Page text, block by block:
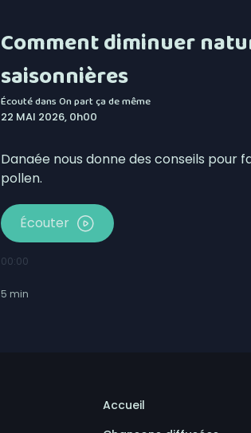
Comment diminuer
saisonnières
Écouté dansOn part ça de même
22 MAI 2026, 0h00
Danaée nous donne des conseils
pollen.
Écouter
00:00
5 min
Accueil